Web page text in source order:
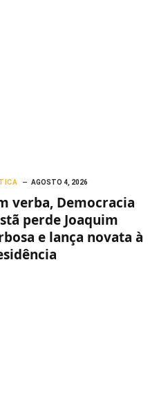
AGOSTO 4, 2026
verba, Democracia
perde Joaquim
e lança novata à